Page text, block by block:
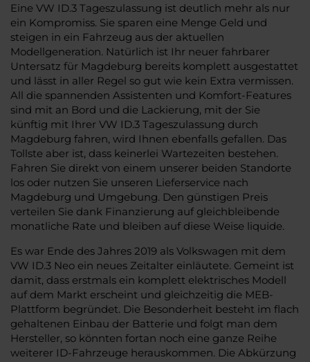
Eine VW ID.3 Tageszulassung ist deutlich mehr als nur
ein Kompromiss. Sie sparen eine Menge Geld und
steigen in ein Fahrzeug aus der aktuellen
Modellgeneration. Natürlich ist Ihr neuer fahrbarer
Untersatz für Magdeburg bereits komplett ausgestattet
und lässt in aller Regel so gut wie kein Extra vermissen.
All die spannenden Assistenten und Komfort-Features
sind mit an Bord und die Lackierung, mit der Sie
künftig mit Ihrer VW ID.3 Tageszulassung durch
Magdeburg fahren, wird Ihnen ebenfalls gefallen. Das
Tollste aber ist, dass keinerlei Wartezeiten bestehen.
Fahren Sie direkt von einem unserer beiden Standorte
los oder nutzen Sie unseren Lieferservice nach
Magdeburg und Umgebung. Den günstigen Preis
verteilen Sie dank Finanzierung auf gleichbleibende
monatliche Rate und bleiben auf diese Weise liquide.
Es war Ende des Jahres 2019 als Volkswagen mit dem
VW ID.3 Neo ein neues Zeitalter einläutete. Gemeint ist
damit, dass erstmals ein komplett elektrisches Modell
auf dem Markt erscheint und gleichzeitig die MEB-
Plattform begründet. Die Besonderheit besteht im flach
gehaltenen Einbau der Batterie und folgt man dem
Hersteller, so könnten fortan noch eine ganze Reihe
weiterer ID-Fahrzeuge herauskommen. Die Abkürzung